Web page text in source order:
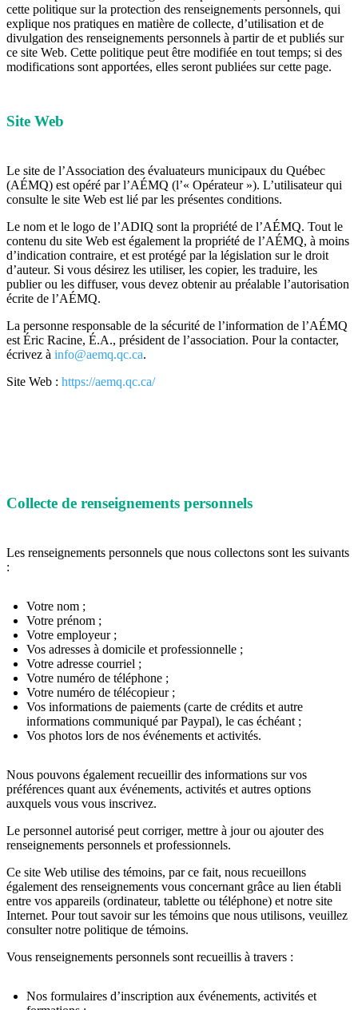
cette politique sur la protection des renseignements personnels, qui
explique nos pratiques en matière de collecte, d’utilisation et de
divulgation des renseignements personnels à partir de et publiés sur
ce site Web. Cette politique peut être modifiée en tout temps; si des
modifications sont apportées, elles seront publiées sur cette page.
Site Web
Le site de l’Association des évaluateurs municipaux du Québec
(AÉMQ) est opéré par l’AÉMQ (l’« Opérateur »). L’utilisateur qui
consulte le site Web est lié par les présentes conditions.
Le nom et le logo de l’ADIQ sont la propriété de l’AÉMQ. Tout le
contenu du site Web est également la propriété de l’AÉMQ, à moins
d’indication contraire, et est protégé par la législation sur le droit
d’auteur. Si vous désirez les utiliser, les copier, les traduire, les
publier ou les diffuser, vous devez obtenir au préalable l’autorisation
écrite de l’AÉMQ.
La personne responsable de la sécurité de l’information de l’AÉMQ
est Éric Racine, É.A., président de l’association. Pour la contacter,
écrivez à info@aemq.qc.ca.
Site Web : https://aemq.qc.ca/
Collecte de renseignements personnels
Les renseignements personnels que nous collectons sont les suivants
:
Votre nom ;
Votre prénom ;
Votre employeur ;
Vos adresses à domicile et professionnelle ;
Votre adresse courriel ;
Votre numéro de téléphone ;
Votre numéro de télécopieur ;
Vos informations de paiements (carte de crédits et autre
informations communiqué par Paypal), le cas échéant ;
Vos photos lors de nos événements et activités.
Nous pouvons également recueillir des informations sur vos
préférences quant aux événements, activités et autres options
auxquels vous vous inscrivez.
Le personnel autorisé peut corriger, mettre à jour ou ajouter des
renseignements personnels et professionnels.
Ce site Web utilise des témoins, par ce fait, nous recueillons
également des renseignements vous concernant grâce au lien établi
entre vos appareils (ordinateur, tablette ou téléphone) et notre site
Internet. Pour tout savoir sur les témoins que nous utilisons, veuillez
consulter notre politique de témoins.
Vous renseignements personnels sont recueillis à travers :
Nos formulaires d’inscription aux événements, activités et